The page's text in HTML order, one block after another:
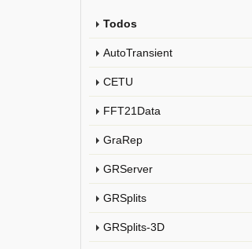
Todos
AutoTransient
CETU
FFT21Data
GraRep
GRServer
GRSplits
GRSplits-3D